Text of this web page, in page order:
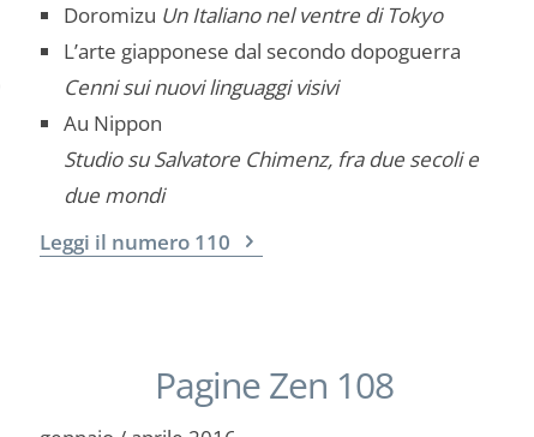
Doromizu Un Italiano nel ventre di Tokyo
L’arte giapponese dal secondo dopoguerra
Cenni sui nuovi linguaggi visivi
Au Nippon
Studio su Salvatore Chimenz, fra due secoli e
due mondi
Leggi il numero 110
Pagine Zen 108